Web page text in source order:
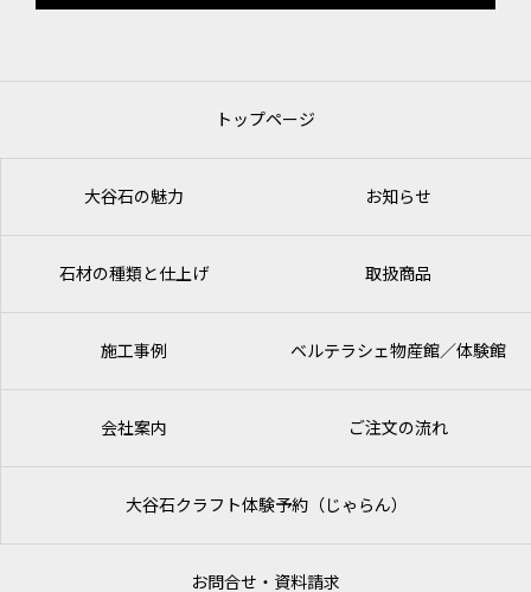
トップページ
大谷石の魅力 お知らせ
石材の種類と仕上げ 取扱商品
施工事例 ベルテラシェ物産館／体験館
会社案内 ご注文の流れ
大谷石クラフト体験予約（じゃらん）
お問合せ・資料請求